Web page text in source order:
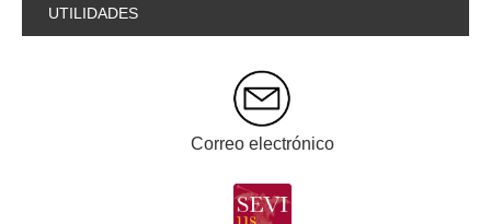
UTILIDADES
Correo electrónico